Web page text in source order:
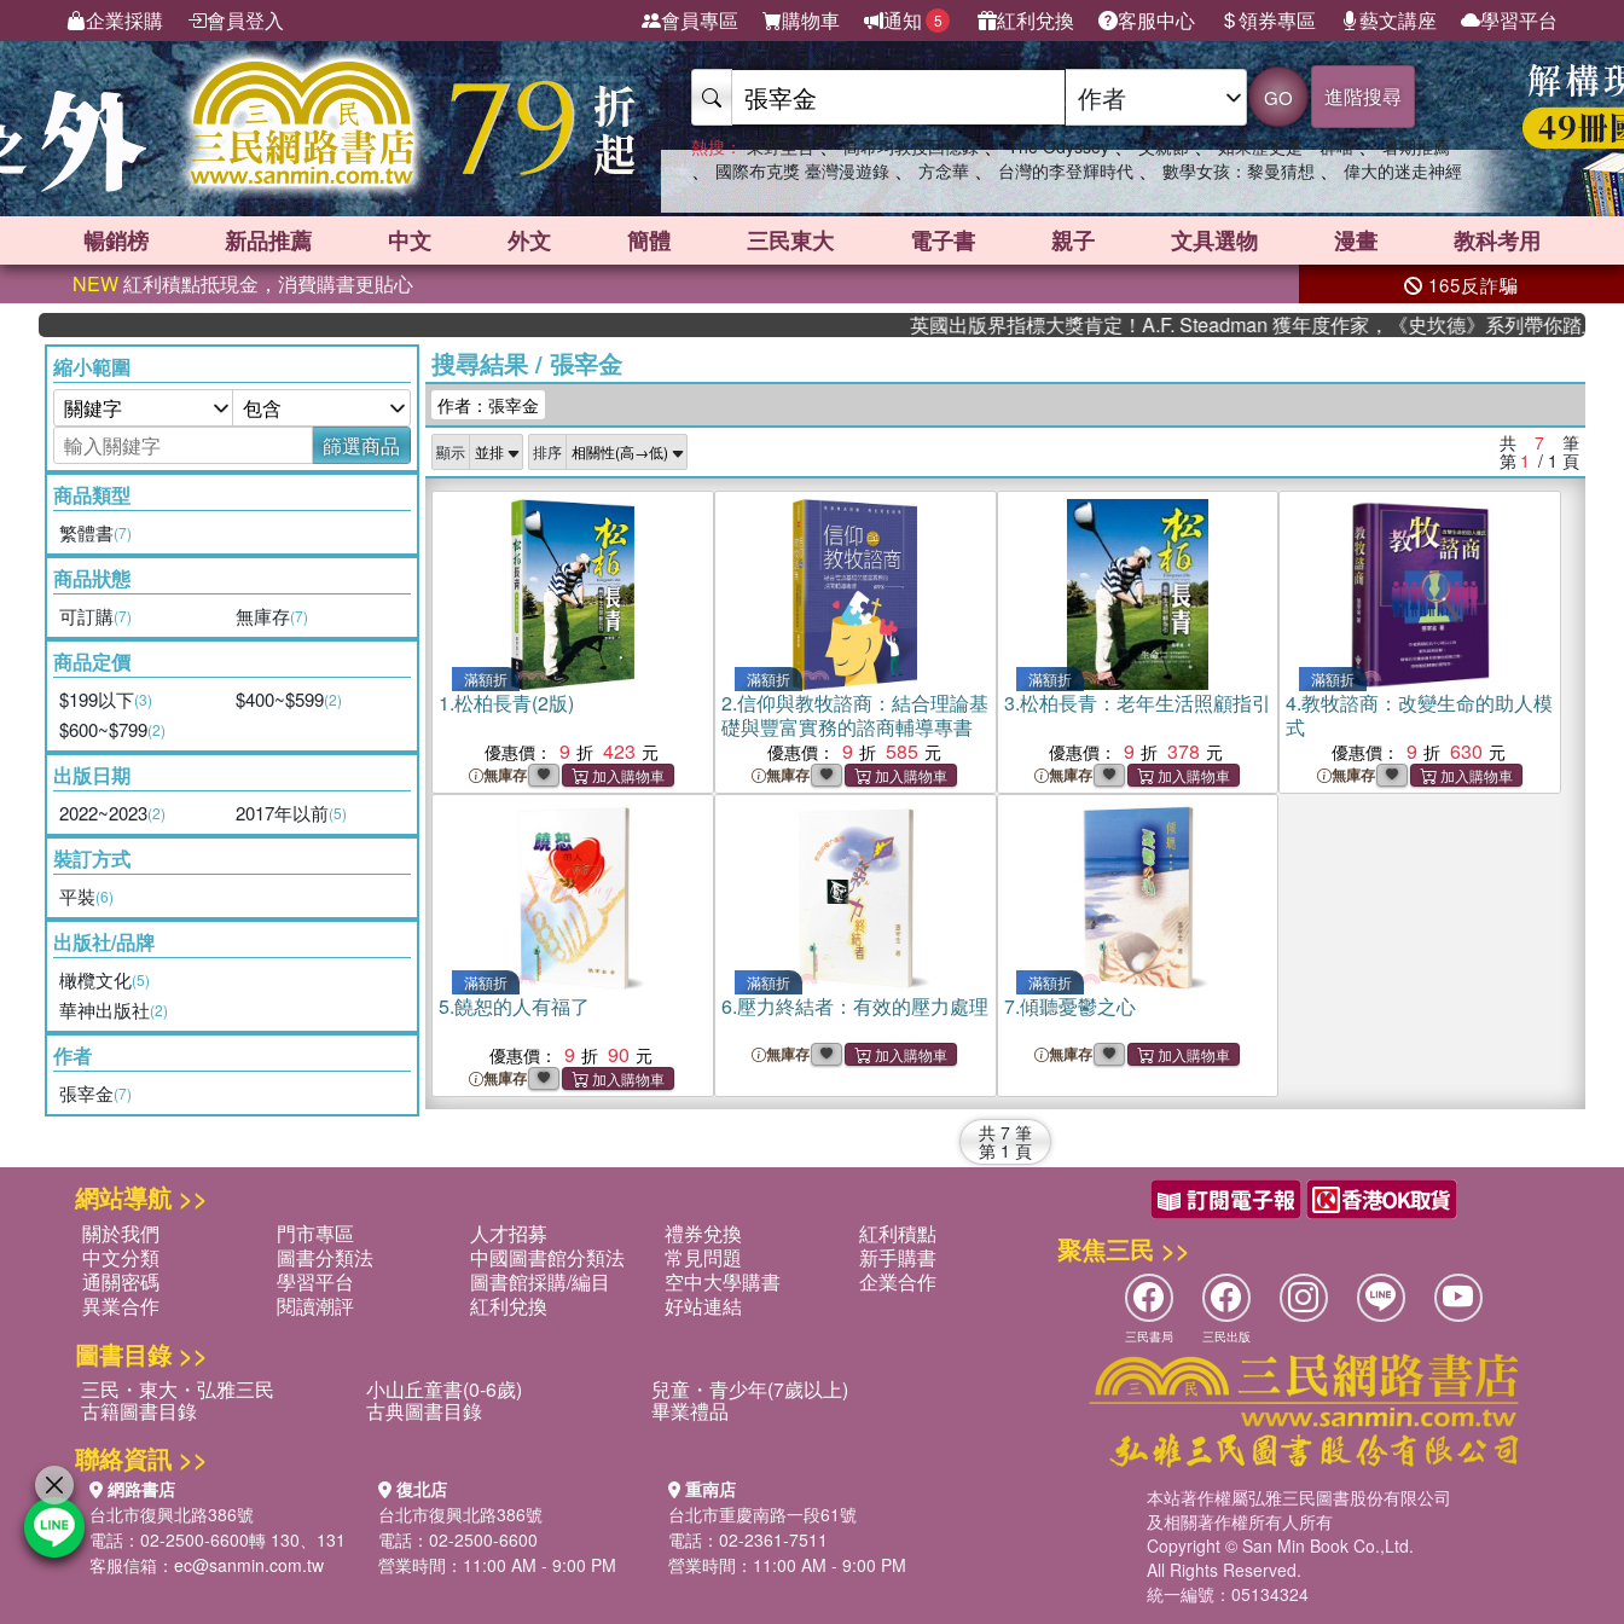
企業採購 會員登入 會員專區 購物車 通知 5 紅利兌換 客服中心 領券專區 藝文講座 學習平台
GO 進階搜尋
熱搜： 東野圭吾 、 高希均教授回憶錄 、 The Odyssey 、 父親節 、 如果歷史是一群喵 、 暑期推薦
、 國際布克獎 臺灣漫遊錄 、 方念華 、 台灣的李登輝時代 、 數學女孩：黎曼猜想 、 偉大的迷走神經
暢銷榜 新品推薦 中文 外文 簡體 三民東大 電子書 親子 文具選物 漫畫 教科考用
NEW紅利積點抵現金，消費購書更貼心 165反詐騙
英國出版界指標大獎肯定！A.F. Steadman 獲年度作家，《史坎德》系列帶你踏上熱血
縮小範圍
篩選商品
商品類型
繁體書(7)
商品狀態
可訂購(7) 無庫存(7)
商品定價
$199以下(3) $400~$599(2)
$600~$799(2)
出版日期
2022~2023(2) 2017年以前(5)
裝訂方式
平裝(6)
出版社/品牌
橄欖文化(5)
華神出版社(2)
作者
張宰金(7)
搜尋結果/ 張宰金
作者：張宰金
顯示 排序 共 7 筆
第 1 / 1 頁
滿額折
1.松柏長青(2版)
優惠價： 9 423
無庫存
滿額折
2.信仰與教牧諮商：結合理論基
礎與豐富實務的諮商輔導專書
優惠價： 9 585
無庫存
滿額折
3.松柏長青：老年生活照顧指引
優惠價： 9 378
無庫存
滿額折
4.教牧諮商：改變生命的助人模
式
優惠價： 9 630
無庫存
滿額折
5.饒恕的人有福了
優惠價： 9 90
無庫存
滿額折
6.壓力終結者：有效的壓力處理
無庫存
滿額折
7.傾聽憂鬱之心
無庫存
共 7 筆
第 1 頁
網站導航 >>
關於我們 門市專區 人才招募 禮券兌換
紅利積點
中文分類
圖書分類法 中國圖書館分類法 常見問題
新手購書
通關密碼
學習平台 圖書館採購/編目 空中大學購書
企業合作
異業合作
閱讀潮評 紅利兌換 好站連結
圖書目錄 >>
三民・東大・弘雅三民 小山丘童書(0-6歲) 兒童・青少年(7歲以上)
古籍圖書目錄 古典圖書目錄 畢業禮品
聯絡資訊 >>
網路書店
台北市復興北路386號
電話：02-2500-6600轉 130、131
客服信箱： ec@sanmin.com.tw
復北店
台北市復興北路386號
電話：02-2500-6600
營業時間：11:00 AM - 9:00 PM
重南店
台北市重慶南路一段61號
電話：02-2361-7511
營業時間：11:00 AM - 9:00 PM
聚焦三民 >>
三民書局 三民出版
本站著作權屬弘雅三民圖書股份有限公司
及相關著作權所有人所有
Copyright © San Min Book Co.,Ltd.
All Rights Reserved.
統一編號：05134324